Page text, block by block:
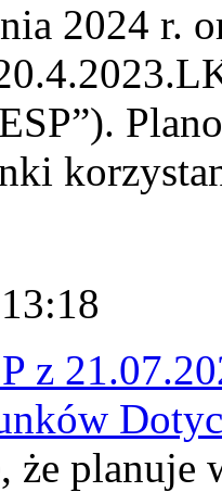
2024 r.
z
że planuje